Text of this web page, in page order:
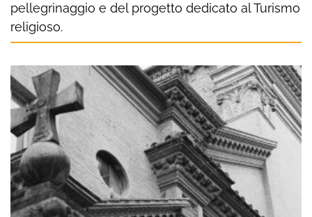
pellegrinaggio e del progetto dedicato al Turismo
religioso.